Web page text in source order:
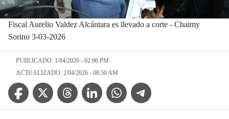
Fiscal Aurelio Valdez Alcántara es llevado a corte - Chaimy
Sorino 3-03-2026
PUBLICADO: 1/04/2026 - 02:06 PM
ACTUALIZADO: 2/04/2026 - 08:50 AM
Facebook IconTwitter IconThreads IconLinkedin IconWhatsApp IconTelegram Icon